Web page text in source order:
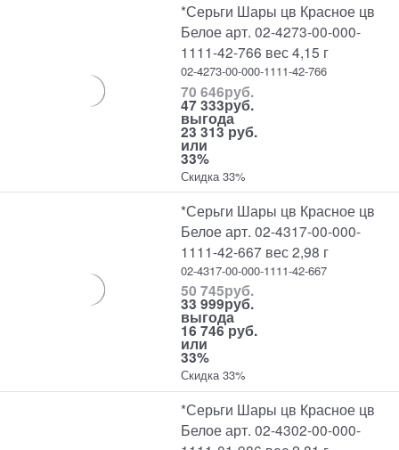
*Серьги Шары цв Красное цв
Белое арт. 02-4273-00-000-
1111-42-766 вес 4,15 г
02-4273-00-000-1111-42-766
70 646руб.
47 333руб.
выгода
23 313 руб.
или
33%
Скидка 33%
*Серьги Шары цв Красное цв
Белое арт. 02-4317-00-000-
1111-42-667 вес 2,98 г
02-4317-00-000-1111-42-667
50 745руб.
33 999руб.
выгода
16 746 руб.
или
33%
Скидка 33%
*Серьги Шары цв Красное цв
Белое арт. 02-4302-00-000-